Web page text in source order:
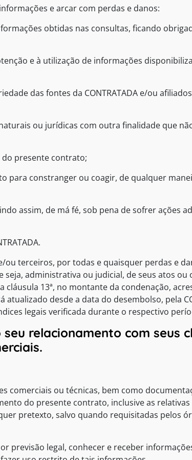
e arcar com perdas e danos:
obtidas nas consultas, ficando
e à utilização de informações
das fontes da CONTRATADA e/ou
ou jurídicas com outra finalidade que
do presente contrato;
para constranger ou coagir, de qualquer
assim, de má fé, sob pena de sofrer ações
e/ou terceiros, por todas e quaisquer perdas e
administrativa ou judicial, de seus atos ou
13ª, no montante da condenação,
desde a data do desembolso, pela
legais verificada durante o respectivo
seu relacionamento com seus
comerciais ou técnicas, bem como
do presente contrato, inclusive as
pretexto, salvo quando requisitadas pelos
previsão legal, conhecer e receber